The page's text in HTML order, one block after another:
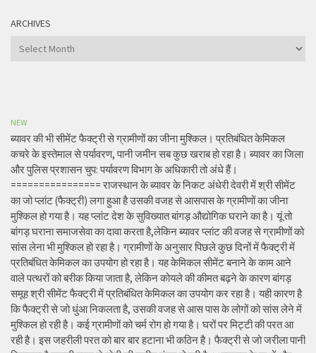
ARCHIVES
Archives
NEW
ब्यावर की भी सीमेंट फैक्ट्री से ग्रामीणों का जीना मुश्किल। प्रतिबंधित केमिकल
कचरे के इस्तेमाल से पर्यावरण, पानी जमीन सब कुछ खराब हो रहा है। ब्यावर का जिला
और पुलिस प्रशासन चुप: पर्यावरण विभाग के अधिकारी तो अंधे हैं।
================ राजस्थान के ब्यावर के निकट अंधेरी देवरी में श्री सीमेंट
का जो प्लांट (फैक्ट्री) लगा हुआ है उसकी वजह से आसपास के ग्रामीणों का जीना
मुश्किल हो गया है। यह प्लांट देश के सुविख्यात बांगड़ औद्योगिक घराने का है। यूं तो
बांगड़ घराना समाजसेवा का दावा करता है,लेकिन ब्यावर प्लांट की वजह से ग्रामीणों को
सांस लेना भी मुश्किल हो रहा है। ग्रामीणों के अनुसार पिछले कुछ दिनों में फैक्ट्री में
प्रतिबंधित केमिकल का उपयोग हो रहा है। यह केमिकल सीमेंट बनाने के काम आने
वाले पत्थरों को बरीक किया जाता है, लेकिन कोयले की कीमत बढ़ने के कारण बांगड़
समूह श्री सीमेंट फैक्ट्री में प्रतिबंधित केमिकल का उपयोग कर रहा है। यही कारण है
कि फैक्ट्री से जो धुंआ निकलता है, उसकी वजह से आस पास के लोगों को सांस लेने में
मुश्किल हो रही है। कई ग्रामीणों को चर्म रोग हो गया है। घरों पर मिट्टी की परत आ
रही है। इस जहरीली परत को बार बार हटाना भी कठिन है। फैक्ट्री से जो जरीला पानी